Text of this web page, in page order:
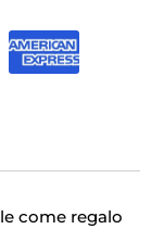
come regalo